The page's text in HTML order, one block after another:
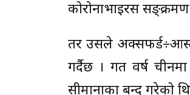
कोरोनाभाइरस
तर उसले
गर्दैछ । गत वर्ष
सीमानाका बन्द गरेको